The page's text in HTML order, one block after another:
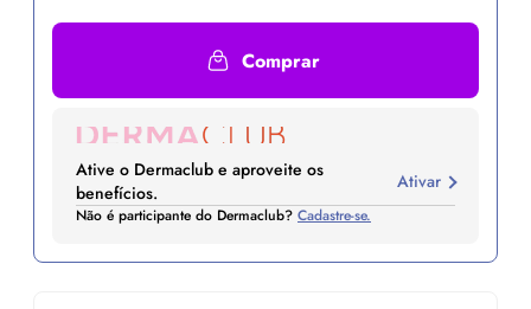
Comprar
Ative o Dermaclub e aproveite os
benefícios.
Ativar
Não é participante do Dermaclub? Cadastre-se.